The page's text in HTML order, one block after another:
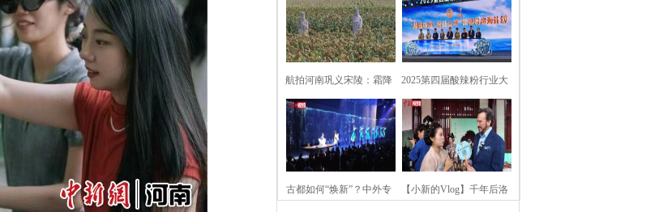
航拍河南巩义宋陵：霜降
时节高粱红
2025第四届酸辣粉行业大
会在河南开封举行
古都如何“焕新”？中外专 【小新的Vlog】千年后洛